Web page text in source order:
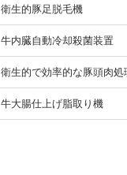
衛生的豚足脱毛機
牛内臓自動冷却殺菌装置
衛生的で効率的な豚頭肉処
牛大腸仕上げ脂取り機